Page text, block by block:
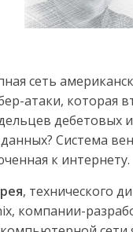
сеть
атаки, которая
дебетовых
Система
к интернету.
, технического
компании-